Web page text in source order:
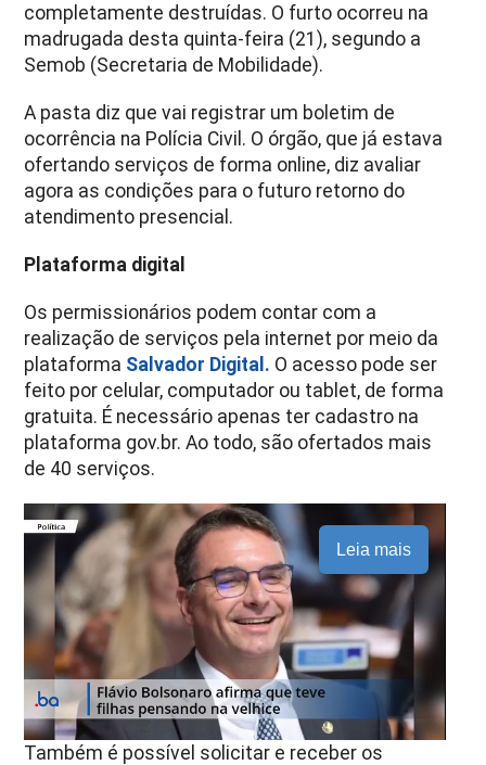
completamente destruídas. O furto ocorreu na
madrugada desta quinta-feira (21), segundo a
Semob (Secretaria de Mobilidade).
A pasta diz que vai registrar um boletim de
ocorrência na Polícia Civil. O órgão, que já estava
ofertando serviços de forma online, diz avaliar
agora as condições para o futuro retorno do
atendimento presencial.
Plataforma digital
Os permissionários podem contar com a
realização de serviços pela internet por meio da
plataforma Salvador Digital. O acesso pode ser
feito por celular, computador ou tablet, de forma
gratuita. É necessário apenas ter cadastro na
plataforma gov.br. Ao todo, são ofertados mais
de 40 serviços.
Leia mais
Também é possível solicitar e receber os